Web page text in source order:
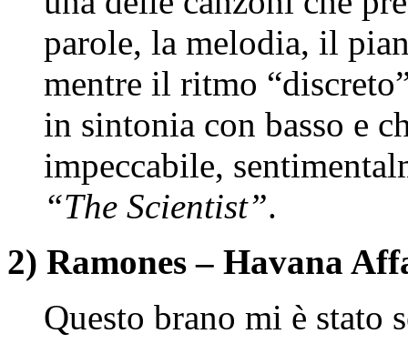
parole, la melodia, il
mentre il ritmo
in sintonia con basso e
impeccabile,
“The Scientist”.
2) Ramones – Havana
Questo brano mi è stato